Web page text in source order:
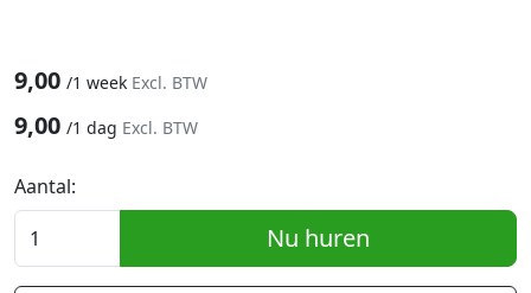
9,00 /1 dag Excl. BTW
9,00 /1 week Excl. BTW
Aantal:
Nu huren